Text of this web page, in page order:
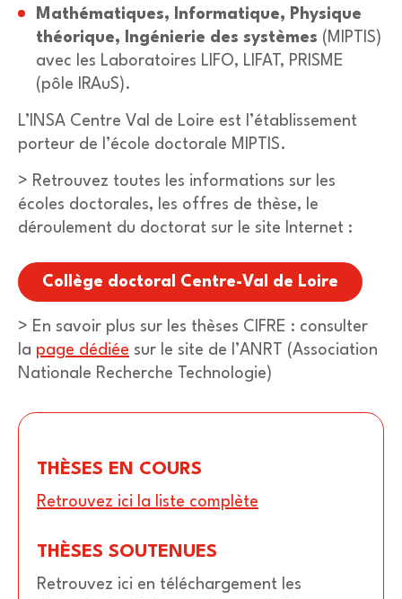
Mathématiques, Informatique, Physique
théorique, Ingénierie des systèmes (MIPTIS)
avec les Laboratoires LIFO, LIFAT, PRISME
(pôle IRAuS).
L’INSA Centre Val de Loire est l’établissement
porteur de l’école doctorale MIPTIS.
> Retrouvez toutes les informations sur les
écoles doctorales, les offres de thèse, le
déroulement du doctorat sur le site Internet :
Collège doctoral Centre-Val de Loire
> En savoir plus sur les thèses CIFRE : consulter
la page dédiée sur le site de l’ANRT (Association
Nationale Recherche Technologie)
THÈSES EN COURS
Retrouvez ici la liste complète
THÈSES SOUTENUES
Retrouvez ici en téléchargement les